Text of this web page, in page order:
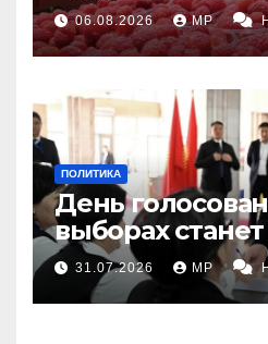
06.08.2026 MP
ПОЛИТИКА
День
выборах
31.07.2026 MP